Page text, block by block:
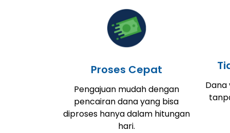
Proses Cepat
Pengajuan mudah dengan
pencairan dana yang bisa
diproses hanya dalam hitungan
hari.
Dana